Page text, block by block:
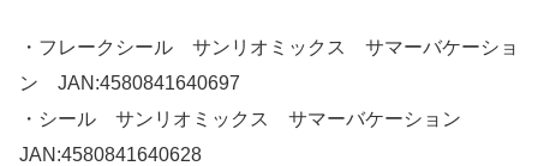
・フレークシール サンリオミックス サマーバケーショ
ン JAN:4580841640697
・シール サンリオミックス サマーバケーション
JAN:4580841640628